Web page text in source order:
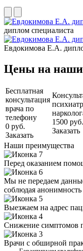
диплом специалиста
Евдокимова Е.А.
Цены на наши
Бесплатная
консультация
врача по
телефону
0 руб.
Заказать
1500 руб.
Заказать
Наши преимущества
Перед оказанием
Мы не передаем
соблюдая анонимность
Выезжаем на адрес
Снижение симптомов
Врачи с обширной